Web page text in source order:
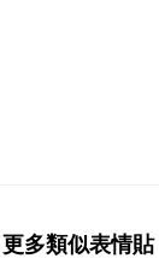
更多類似表情貼